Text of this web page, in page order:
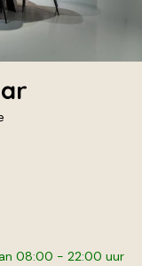
08:00 - 22:00 uur